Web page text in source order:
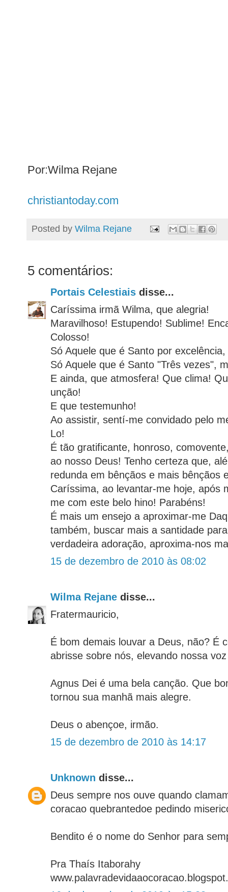
Por:Wilma Rejane
christiantoday.com
Posted by Wilma Rejane
5 comentários:
Portais Celestiais disse...
Caríssima irmã Wilma, que alegria!
Maravilhoso! Estupendo! Sublime!
Colosso!
Só Aquele que é Santo por
Só Aquele que é Santo "Três vezes",
E ainda, que atmosfera! Que clima!
unção!
E que testemunho!
Ao assistir, sentí-me convidado pelo
Lo!
É tão gratificante, honroso,
ao nosso Deus! Tenho certeza que,
redunda em bênçãos e mais bênçãos
Caríssima, ao levantar-me hoje, após
me com este belo hino! Parabéns!
É mais um ensejo a aproximar-me
também, buscar mais a santidade
verdadeira adoração, aproxima-nos
15 de dezembro de 2010 às 08:02
Wilma Rejane disse...
Fratermauricio,
É bom demais louvar a Deus, não? É
abrisse sobre nós, elevando nossa
Agnus Dei é uma bela canção. Que
tornou sua manhã mais alegre.
Deus o abençoe, irmão.
15 de dezembro de 2010 às 14:17
Unknown disse...
Deus sempre nos ouve quando
coracao quebrantedoe pedindo
Bendito é o nome do Senhor para
Pra Thaís Itaborahy